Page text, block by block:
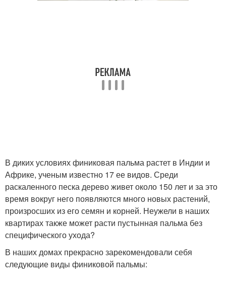
В диких условиях финиковая пальма растет в Индии и
Африке, ученым известно 17 ее видов. Среди
раскаленного песка дерево живет около 150 лет и за это
время вокруг него появляются много новых растений,
произросших из его семян и корней. Неужели в наших
квартирах также может расти пустынная пальма без
специфического ухода?
В наших домах прекрасно зарекомендовали себя
следующие виды финиковой пальмы: